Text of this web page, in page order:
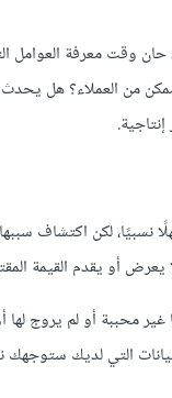
حان وقت معرفة العوامل
ممكن من العملاء؟ هل
نسبيًا، لكن اكتشاف
أو يقدم القيمة
محببة أو لم يروج
التي لديك ستوجهك